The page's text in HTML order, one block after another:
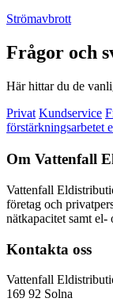
Strömavbrott
Frågor och
Här hittar du de
Privat Kundservice
förstärkningsarbetet
Om Vattenfall
Vattenfall
företag och
nätkapacitet samt el-
Kontakta oss
Vattenfall
169 92 Solna